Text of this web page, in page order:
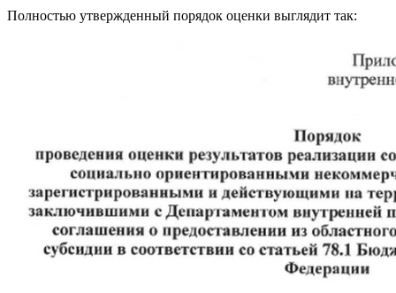
Полностью утвержденный порядок оценки выглядит так: